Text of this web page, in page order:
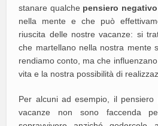
stanare qualche pensiero
nella mente e che può
riuscita delle nostre vacanze: si
che martellano nella nostra mente
rendiamo conto, ma che
vita e la nostra possibilità di
Per alcuni ad esempio, il
vacanze non sono faccenda